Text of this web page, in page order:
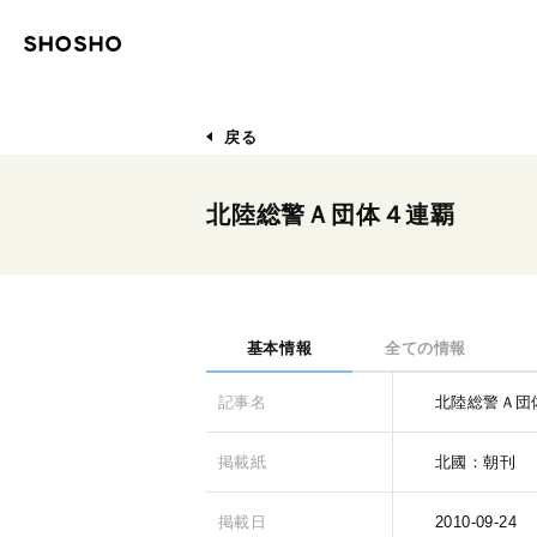
戻る
北陸総警Ａ団体４連覇
基本情報 全ての情報
記事名 北陸総警Ａ団
掲載紙 北國：朝刊
掲載日 2010-09-24